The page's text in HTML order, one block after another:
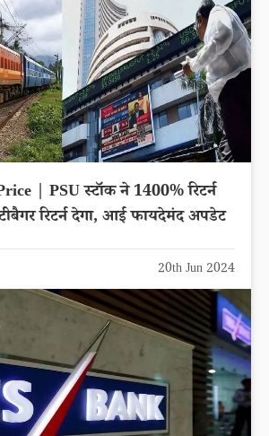
| PSU स्टॉक ने 1400% रिटर्न
रिटर्न देगा, आई फायदेमंद अपडेट
20th Jun 2024